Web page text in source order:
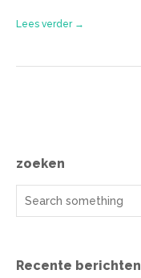
Lees verder →
zoeken
Recente berichten